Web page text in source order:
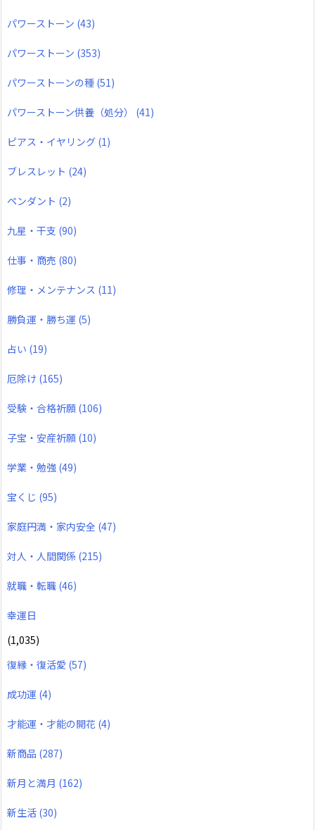
パワーストーン (43)
パワーストーン (353)
パワーストーンの種 (51)
パワーストーン供養（処分） (41)
ピアス・イヤリング (1)
ブレスレット (24)
ペンダント (2)
九星・干支 (90)
仕事・商売 (80)
修理・メンテナンス (11)
勝負運・勝ち運 (5)
占い (19)
厄除け (165)
受験・合格祈願 (106)
子宝・安産祈願 (10)
学業・勉強 (49)
宝くじ (95)
家庭円満・家内安全 (47)
対人・人間関係 (215)
就職・転職 (46)
幸運日
(1,035)
復縁・復活愛 (57)
成功運 (4)
才能運・才能の開花 (4)
新商品 (287)
新月と満月 (162)
新生活 (30)